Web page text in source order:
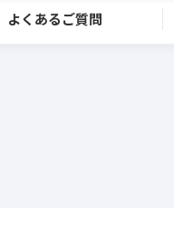
よくあるご質問